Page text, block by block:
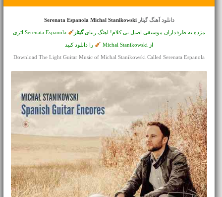
دانلود آهنگ گیتار Serenata Espanola Michal Stanikowski
مژده به طرفداران موسیقی اصیل بی کلام! اهنگ زیبایگیتار Serenata Espanola اثری
از Michal Stanikowski را دانلود کنید
Download The Light Guitar Music of Michal Stanikowski Called Serenata Espanola